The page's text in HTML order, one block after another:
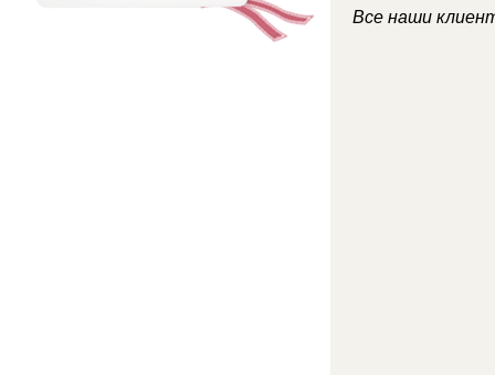
Все наши